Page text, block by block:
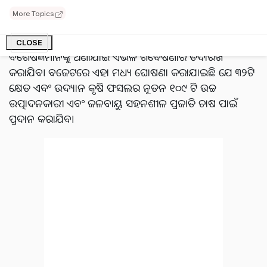
More Topics
CLOSE
ଯେ କୃଷି ଗବେଷଣାକୁ ପ୍ରୋତ୍ସାହନ ପାଇଁ ଘରୋଇ କ୍ଷେତ୍ର ସମେତ
ମଧ୍ୟ କହିଛନ୍ତି ଯେ ଉଭୟ ସରକାରୀ ଏବଂ ବାହାରୁ
ବିଶେଷଜ୍ଞମାନଙ୍କୁ ଅଣାଯାଇ ଏଭଳି ଗବେଷଣାର ତଦାରଖ
କରାଯିବ। ବଜେଟରେ ଏହା ମଧ୍ୟ ଘୋଷଣା କରାଯାଇଛି ଯେ ୩୨ଟି
କ୍ଷେତ ଏବଂ ଉଦ୍ୟାନ କୃଷି ଫସଲର ନୂତନ ୧୦୯ ଟି ଉଚ୍ଚ
ଉତ୍ପାଦନକାରୀ ଏବଂ ଜଳବାୟୁ ସହନଶୀଳ ପ୍ରଜାତି ଚାଷ ପାଇଁ
ପ୍ରଦାନ କରାଯିବ।